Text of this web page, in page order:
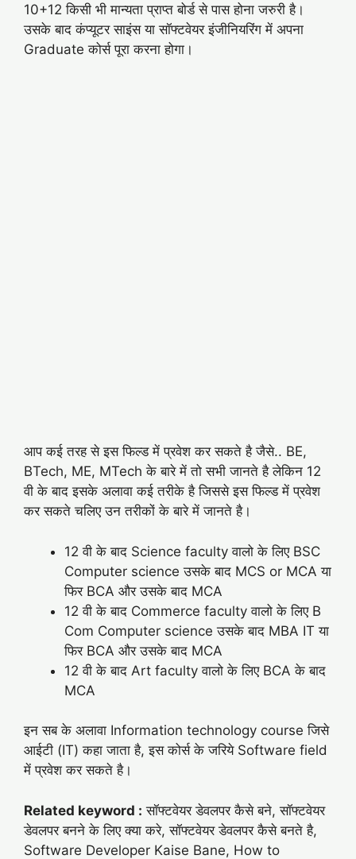
10+12 किसी भी मान्यता प्राप्त बोर्ड से पास होना जरुरी है।
उसके बाद कंप्यूटर साइंस या सॉफ्टवेयर इंजीनियरिंग में अपना
Graduate कोर्स पूरा करना होगा।
आप कई तरह से इस फिल्ड में प्रवेश कर सकते है जैसे.. BE,
BTech, ME, MTech के बारे में तो सभी जानते है लेकिन 12
वी के बाद इसके अलावा कई तरीके है जिससे इस फिल्ड में प्रवेश
कर सकते चलिए उन तरीकों के बारे में जानते है।
12 वी के बाद Science faculty वालो के लिए BSC
Computer science उसके बाद MCS or MCA या
फिर BCA और उसके बाद MCA
12 वी के बाद Commerce faculty वालो के लिए B
Com Computer science उसके बाद MBA IT या
फिर BCA और उसके बाद MCA
12 वी के बाद Art faculty वालो के लिए BCA के बाद
MCA
इन सब के अलावा Information technology course जिसे
आईटी (IT) कहा जाता है, इस कोर्स के जरिये Software field
में प्रवेश कर सकते है।
Related keyword : सॉफ्टवेयर डेवलपर कैसे बने, सॉफ्टवेयर
डेवलपर बनने के लिए क्या करे, सॉफ्टवेयर डेवलपर कैसे बनते है,
Software Developer Kaise Bane, How to